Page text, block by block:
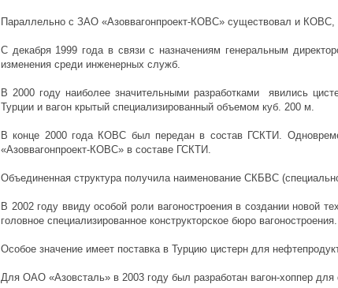
Параллельно с ЗАО «Азоввагонпроект-КОВС» существовал и
С декабря 1999 года в связи с назначениям генеральным
изменения среди инженерных служб.
В 2000 году наиболее значительными разработками явились
Турции и вагон крытый специализированный объемом куб. 200 м.
В конце 2000 года КОВС был передан в состав ГСКТИ.
«Азоввагонпроект-КОВС» в составе ГСКТИ.
Объединенная структура получила наименование СКБВС
В 2002 году ввиду особой роли вагоностроения в создании новой
головное специализированное конструкторское бюро вагоностроения.
Особое значение имеет поставка в Турцию цистерн для
Для ОАО «Азовсталь» в 2003 году был разработан вагон-хоппер